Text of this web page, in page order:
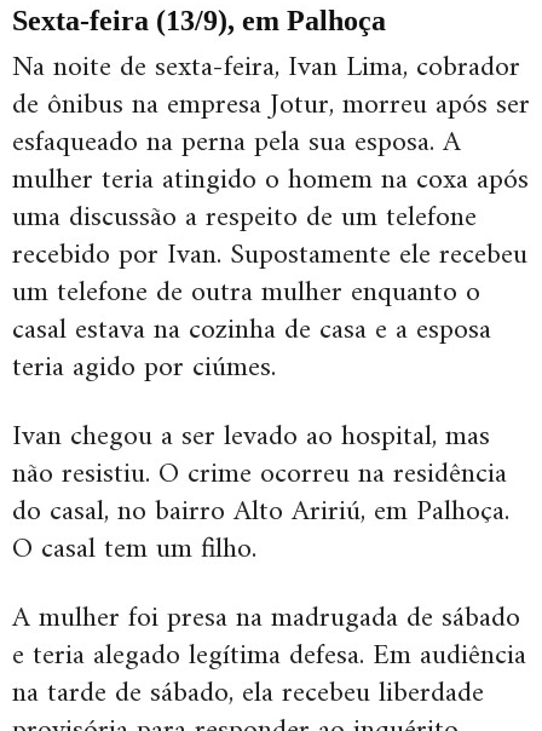
Sexta-feira (13/9), em Palhoça
Na noite de sexta-feira, Ivan Lima, cobrador
de ônibus na empresa Jotur, morreu após ser
esfaqueado na perna pela sua esposa. A
mulher teria atingido o homem na coxa após
uma discussão a respeito de um telefone
recebido por Ivan. Supostamente ele recebeu
um telefone de outra mulher enquanto o
casal estava na cozinha de casa e a esposa
teria agido por ciúmes.
Ivan chegou a ser levado ao hospital, mas
não resistiu. O crime ocorreu na residência
do casal, no bairro Alto Aririú, em Palhoça.
O casal tem um filho.
A mulher foi presa na madrugada de sábado
e teria alegado legítima defesa. Em audiência
na tarde de sábado, ela recebeu liberdade